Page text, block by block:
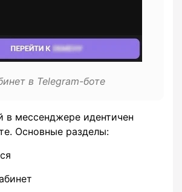
в Telegram-боте
в мессенджере идентичен
Основные разделы: